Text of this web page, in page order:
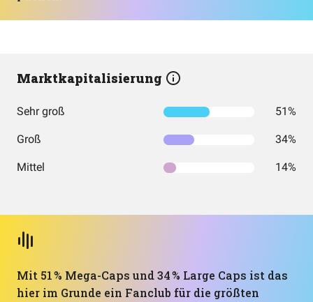
Marktkapitalisierung
Sehr groß 51%
Groß 34%
Mittel 14%
Mit 51 % Mega-Caps und 34 % Large Caps ist das
hier im Grunde ein Fanclub für die größten